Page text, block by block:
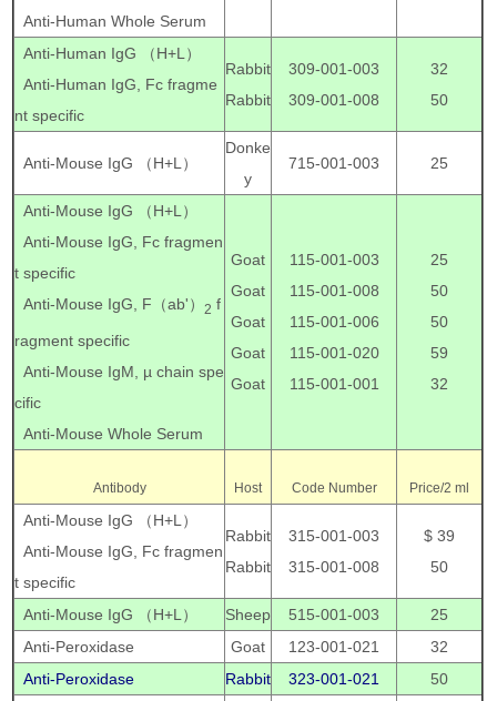
Anti-Human Whole Serum
Anti-Human IgG （H+L）
Anti-Human IgG, Fc fragme
nt specific
Rabbit
Rabbit
309-001-003
309-001-008
32
50
Anti-Mouse IgG （H+L）
Donke
y
715-001-003 25
Anti-Mouse IgG （H+L）
Anti-Mouse IgG, Fc fragmen
t specific
Anti-Mouse IgG, F（ab'）2 f
ragment specific
Anti-Mouse IgM, µ chain spe
cific
Anti-Mouse Whole Serum
Goat
Goat
Goat
Goat
Goat
115-001-003
115-001-008
115-001-006
115-001-020
115-001-001
25
50
50
59
32
Antibody Host Code Number Price/2 ml
Anti-Mouse IgG （H+L）
Anti-Mouse IgG, Fc fragmen
t specific
Rabbit
Rabbit
315-001-003
315-001-008
$ 39
50
Anti-Mouse IgG （H+L） Sheep 515-001-003
25
Anti-Peroxidase
Goat 123-001-021
32
Anti-Peroxidase
Rabbit 323-001-021
50